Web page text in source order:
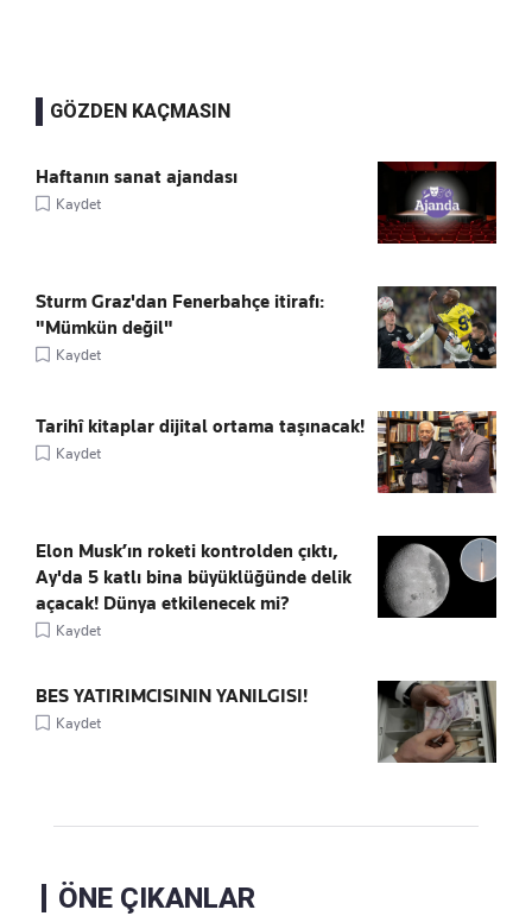
GÖZDEN KAÇMASIN
Haftanın sanat ajandası
Kaydet
Sturm Graz'dan Fenerbahçe itirafı:
"Mümkün değil"
Kaydet
Tarihî kitaplar dijital ortama taşınacak!
Kaydet
Elon Musk’ın roketi kontrolden çıktı,
Ay'da 5 katlı bina büyüklüğünde delik
açacak! Dünya etkilenecek mi?
Kaydet
BES YATIRIMCISININ YANILGISI!
Kaydet
ÖNE ÇIKANLAR